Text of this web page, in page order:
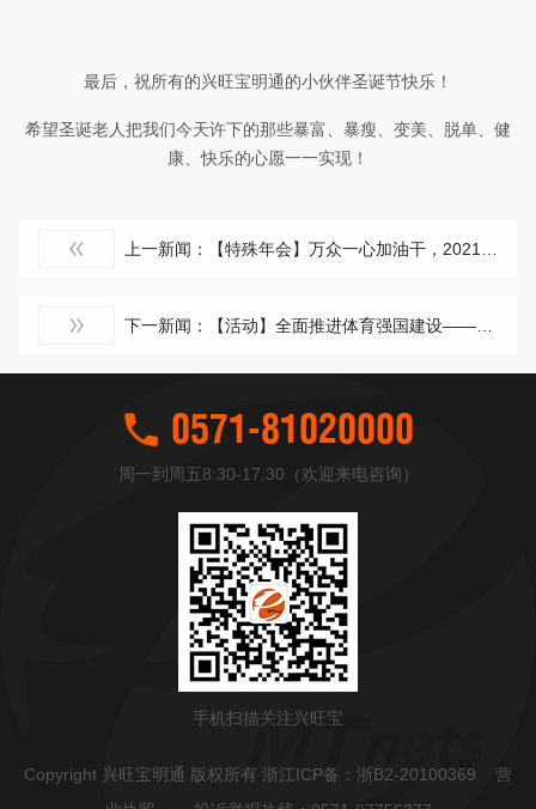
最后，祝所有的兴旺宝明通的小伙伴圣诞节快乐！
希望圣诞老人把我们今天许下的那些暴富、暴瘦、变美、脱单、健
康、快乐的心愿一一实现 ！
上一新闻：【特殊年会】万众一心加油干，2021我们继续奋斗！
下一新闻：【活动】全面推进体育强国建设——兴旺宝明通党支部举办羽毛球比赛
0571-81020000
周一到周五8:30-17:30（欢迎来电咨询）
手机扫描关注兴旺宝
Copyright 兴旺宝明通 版权所有 浙江ICP备： 浙B2-20100369
营